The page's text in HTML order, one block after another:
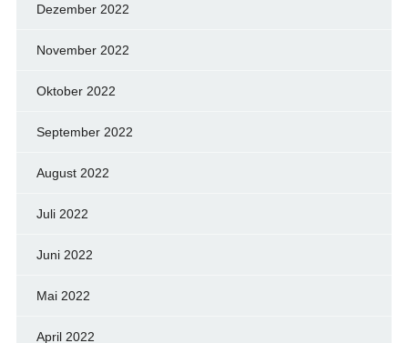
Dezember 2022
November 2022
Oktober 2022
September 2022
August 2022
Juli 2022
Juni 2022
Mai 2022
April 2022